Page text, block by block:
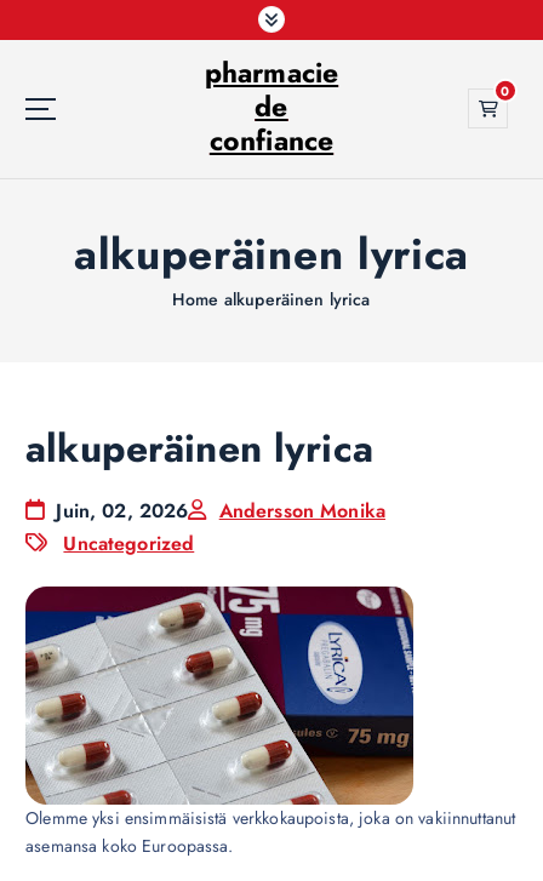
k
pharmacie
de
confiance
0
alkuperäinen lyrica
Home alkuperäinen lyrica
alkuperäinen lyrica
Juin, 02, 2026
Andersson Monika
Uncategorized
Olemme yksi ensimmäisistä verkkokaupoista, joka on vakiinnuttanut
asemansa koko Euroopassa.